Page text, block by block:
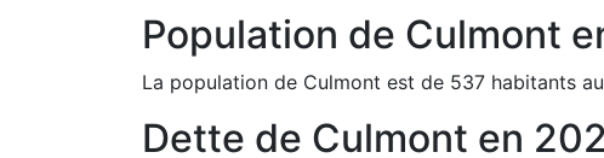
Population de Culmont
La population de Culmont est de 537 habitants
Dette de Culmont en